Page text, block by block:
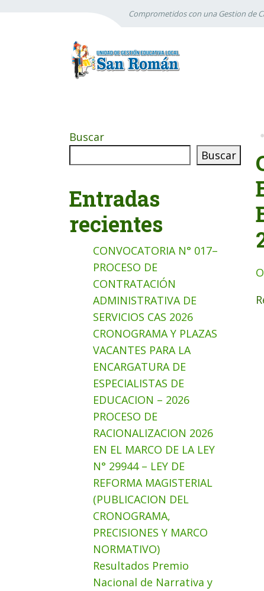
Comprometidos con una Gestion de
Buscar
Buscar
Entradas
recientes
CONVOCATORIA N° 017–
PROCESO DE
CONTRATACIÓN
ADMINISTRATIVA DE
SERVICIOS CAS 2026
CRONOGRAMA Y PLAZAS
VACANTES PARA LA
ENCARGATURA DE
ESPECIALISTAS DE
EDUCACION – 2026
PROCESO DE
RACIONALIZACION 2026
EN EL MARCO DE LA LEY
N° 29944 – LEY DE
REFORMA MAGISTERIAL
(PUBLICACION DEL
CRONOGRAMA,
PRECISIONES Y MARCO
NORMATIVO)
Resultados Premio
Nacional de Narrativa y